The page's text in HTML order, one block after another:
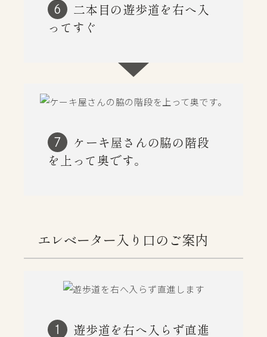
6
二本目の遊歩道を右へ入
ってすぐ
7
ケーキ屋さんの脇の階段
を上って奥です。
エレベーター入り口のご案内
1
遊歩道を右へ入らず直進